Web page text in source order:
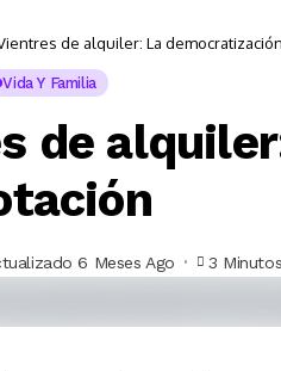
de alquiler: La
Vida Y Familia
de
6 Meses Ago 3